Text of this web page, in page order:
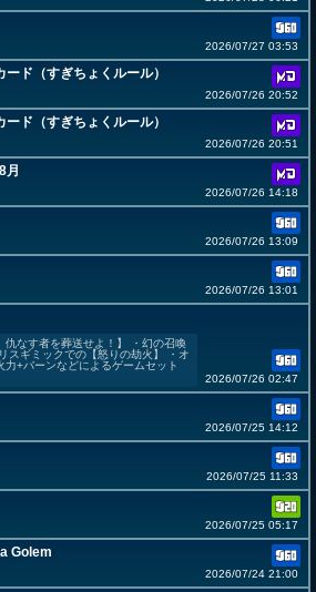
2026/07/27 03:53
ド（すぎちょくルール）
2026/07/26 20:52
ド（すぎちょくルール）
2026/07/26 20:51
月
2026/07/26 14:18
2026/07/26 13:09
2026/07/26 13:01
仇なす者を葬送せよ！】 ・幻の召喚
スギミックでの【怒りの劫火】 ・オ
+バーンなどによるゲームセット
2026/07/26 02:47
2026/07/25 14:12
2026/07/25 11:33
2026/07/25 05:17
Golem
2026/07/24 21:00